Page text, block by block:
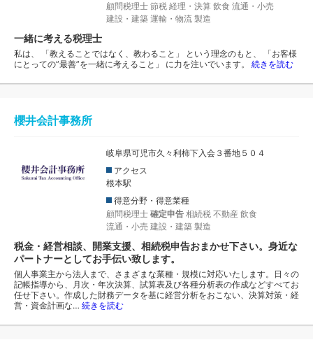
顧問税理士 節税 経理・決算 飲食 流通・小売
建設・建築 運輸・物流 製造
一緒に考える税理士
私は、 「教えることではなく、教わること」 という理念のもと、 「お客様
にとっての”最善”を一緒に考えること」 に力を注いでいます。 続きを読む
櫻井会計事務所
岐阜県可児市久々利柿下入会３番地５０４
アクセス
根本駅
得意分野・得意業種
顧問税理士 確定申告 相続税 不動産 飲食
流通・小売 建設・建築 製造
税金・経営相談、開業支援、相続税申告おまかせ下さい。身近な
パートナーとしてお手伝い致します。
個人事業主から法人まで、さまざまな業種・規模に対応いたします。日々の
記帳指導から、月次・年次決算、試算表及び各種分析表の作成などすべてお
任せ下さい。作成した財務データを基に経営分析をおこない、決算対策・経
営・資金計画な… 続きを読む